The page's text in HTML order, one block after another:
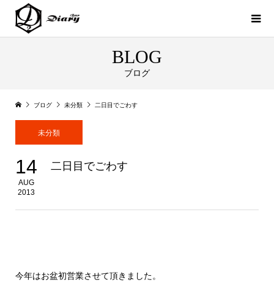
BLOG
ブログ
ブログ 未分類 二日目でごわす
未分類
14
AUG
2013
二日目でごわす
今年はお盆初営業させて頂きました。